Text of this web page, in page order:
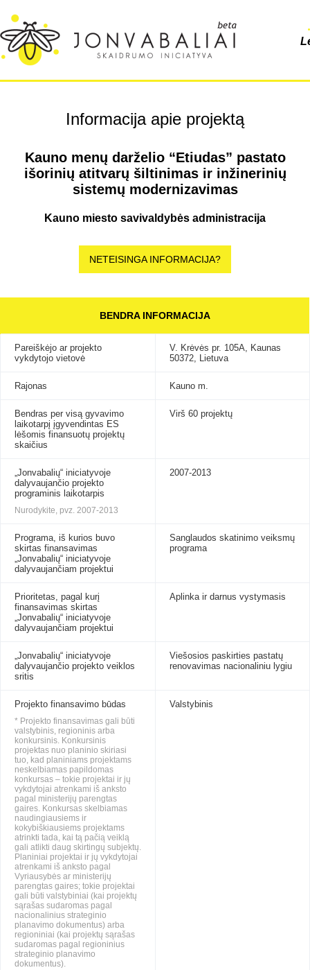
Informacija apie projektą
Kauno menų darželio “Etiudas” pastato
išorinių atitvarų šiltinimas ir inžinerinių
sistemų modernizavimas
Kauno miesto savivaldybės administracija
NETEISINGA INFORMACIJA?
BENDRA INFORMACIJA
Pareiškėjo ar projekto
vykdytojo vietovė
V. Krėvės pr. 105A, Kaunas
50372, Lietuva
Rajonas Kauno m.
Bendras per visą gyvavimo
laikotarpį įgyvendintas ES
lėšomis finansuotų projektų
skaičius
Virš 60 projektų
„Jonvabalių“ iniciatyvoje
dalyvaujančio projekto
programinis laikotarpis
Nurodykite, pvz. 2007-2013
2007-2013
Programa, iš kurios buvo
skirtas finansavimas
„Jonvabalių“ iniciatyvoje
dalyvaujančiam projektui
Sanglaudos skatinimo veiksmų
programa
Prioritetas, pagal kurį
finansavimas skirtas
„Jonvabalių“ iniciatyvoje
dalyvaujančiam projektui
Aplinka ir darnus vystymasis
„Jonvabalių“ iniciatyvoje
dalyvaujančio projekto veiklos
sritis
Viešosios paskirties pastatų
renovavimas nacionaliniu lygiu
Projekto finansavimo būdas
* Projekto finansavimas gali būti
valstybinis, regioninis arba
konkursinis. Konkursinis
projektas nuo planinio skiriasi
tuo, kad planiniams projektams
neskelbiamas papildomas
konkursas – tokie projektai ir jų
vykdytojai atrenkami iš anksto
pagal ministerijų parengtas
gaires. Konkursas skelbiamas
naudingiausiems ir
kokybiškiausiems projektams
atrinkti tada, kai tą pačią veiklą
gali atlikti daug skirtingų subjektų.
Planiniai projektai ir jų vykdytojai
atrenkami iš anksto pagal
Vyriausybės ar ministerijų
parengtas gaires; tokie projektai
gali būti valstybiniai (kai projektų
sąrašas sudaromas pagal
nacionalinius strateginio
planavimo dokumentus) arba
regioniniai (kai projektų sąrašas
sudaromas pagal regioninius
strateginio planavimo
dokumentus).
Valstybinis